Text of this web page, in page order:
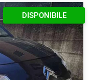
DISPONIBILE